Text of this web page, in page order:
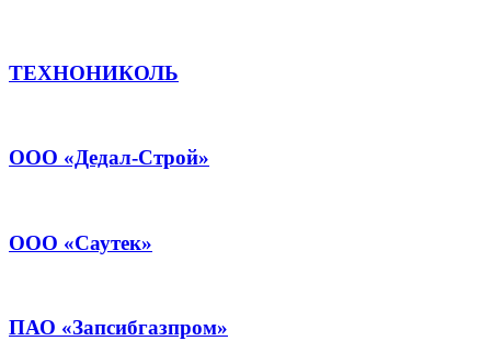
ТЕХНОНИКОЛЬ
ООО «Дедал-Строй»
ООО «Саутек»
ПАО «Запсибгазпром»